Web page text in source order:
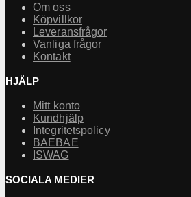
Om oss
Köpvillkor
Leveransfrågor
Vanliga frågor
Kontakt
HJÄLP
Mitt konto
Kundhjälp
Integritetspolicy
BAEBAE
ISWAG
SOCIALA MEDIER